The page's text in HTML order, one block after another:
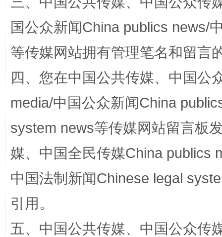
招工难、用工荒背后
网上购药对药下症？
国公众新闻China publics news/
等传媒网站拥有管理笔名和留言
四、您在中国公共传媒、中国公
media/中国公众新闻China
system news等传媒网站留言板
媒、中国全民传媒China publics
中国法制新闻Chinese legal
引用。
五、中国公共传媒、中国公众传